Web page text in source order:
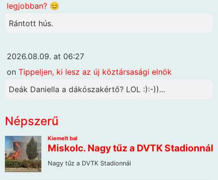
legjobban? 😊
Rántott hús.
2026.08.09. at 06:27
on Tippeljen, ki lesz az új köztársasági elnök
Deák Daniella a dákószakértő? LOL :):-))...
Népszerű